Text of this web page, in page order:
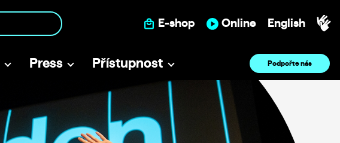
E-shop Online English
Press Přístupnost Podpořte nás